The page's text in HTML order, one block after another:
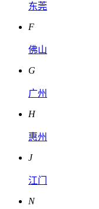
东莞
F
佛山
G
广州
H
惠州
J
江门
N